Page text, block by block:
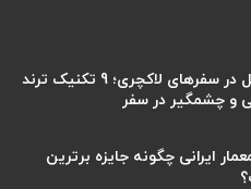
آموزش عکاسی حرفه ای با موبایل در سفرهای لاکچری؛ 9 تکنیک ترند
و چشمگیر در سفر
ایرانی چگونه جایزه برترین